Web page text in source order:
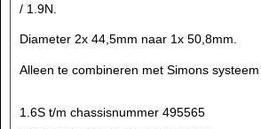
/ 1.9N.
Diameter 2x 44,5mm naar 1x 50,8mm.
Alleen te combineren met Simons
1.6S t/m chassisnummer 495565